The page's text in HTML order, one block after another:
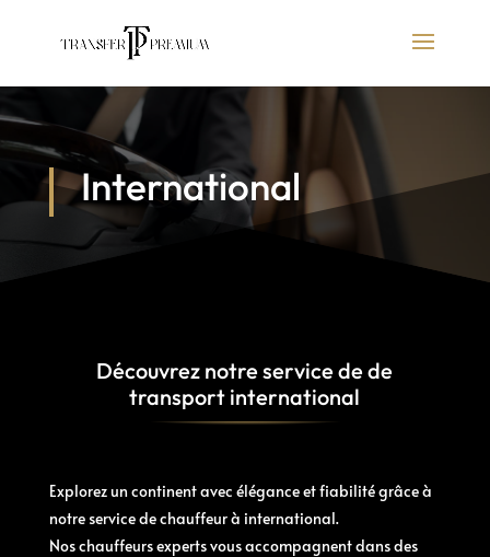
International
Découvrez notre service de de
transport international
Explorez un continent avec élégance et fiabilité grâce à
notre service de chauffeur à international.
Nos chauffeurs experts vous accompagnent dans des